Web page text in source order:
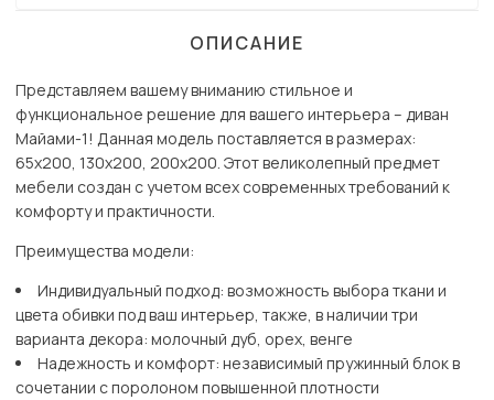
ОПИСАНИЕ
Представляем вашему вниманию стильное и
функциональное решение для вашего интерьера – диван
Майами-1! Данная модель поставляется в размерах:
65х200, 130х200, 200х200. Этот великолепный предмет
мебели создан с учетом всех современных требований к
комфорту и практичности.
Преимущества модели:
Индивидуальный подход: возможность выбора ткани и
цвета обивки под ваш интерьер, также, в наличии три
варианта декора: молочный дуб, орех, венге
Надежность и комфорт: независимый пружинный блок в
сочетании с поролоном повышенной плотности